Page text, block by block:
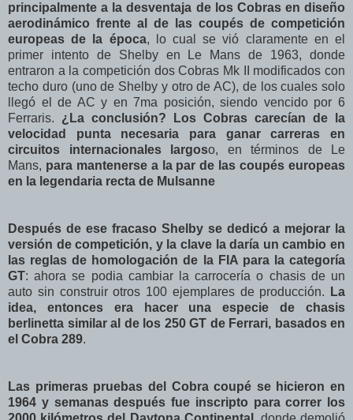
principalmente a la desventaja de los Cobras en diseño
aerodinámico frente al de las coupés de competición
europeas de la época, lo cual se vió claramente en el
primer intento de Shelby en Le Mans de 1963, donde
entraron a la competición dos Cobras Mk II modificados con
techo duro (uno de Shelby y otro de AC), de los cuales solo
llegó el de AC y en 7ma posición, siendo vencido por 6
Ferraris. ¿La conclusión? Los Cobras carecían de la
velocidad punta necesaria para ganar carreras en
circuitos internacionales largoso, en términos de Le
Mans, para mantenerse a la par de las coupés europeas
en la legendaria recta de Mulsanne
Después de ese fracaso Shelby se dedicó a mejorar la
versión de competición, y la clave la daría un cambio en
las reglas de homologación de la FIA para la categoría
GT: ahora se podia cambiar la carrocería o chasis de un
auto sin construir otros 100 ejemplares de producción.
La
idea, entonces era hacer una especie de chasis
berlinetta similar al de los 250 GT de Ferrari, basados en
el Cobra 289.
Las primeras pruebas del Cobra coupé se hicieron en
1964 y semanas después fue inscripto para correr los